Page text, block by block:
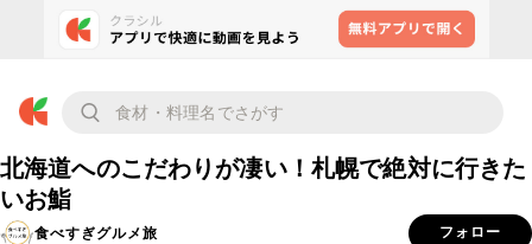
北海道へのこだわりが凄い！札幌で絶対に行きた
いお鮨
食べすぎグルメ旅 フォロー